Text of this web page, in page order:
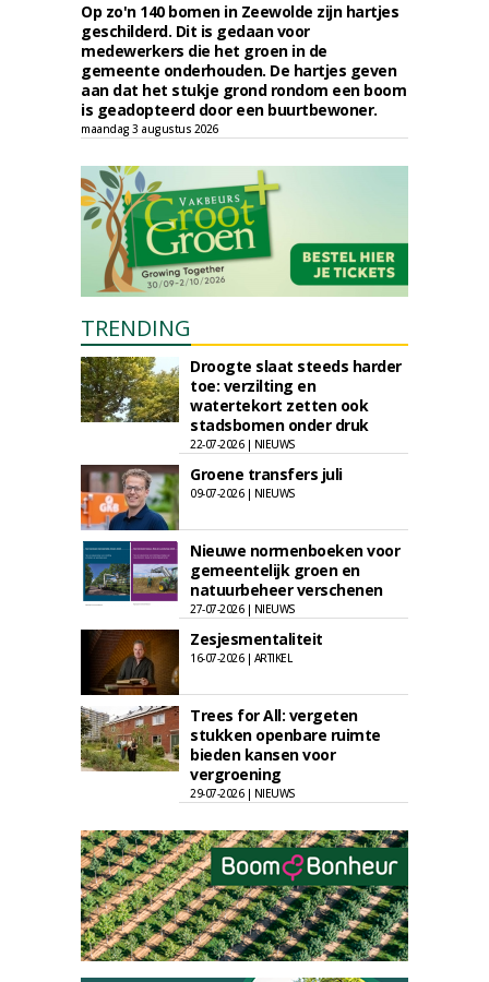
Op zo'n 140 bomen in Zeewolde zijn hartjes
geschilderd. Dit is gedaan voor
medewerkers die het groen in de
gemeente onderhouden. De hartjes geven
aan dat het stukje grond rondom een boom
is geadopteerd door een buurtbewoner.
maandag 3 augustus 2026
TRENDING
Droogte slaat steeds harder
toe: verzilting en
watertekort zetten ook
stadsbomen onder druk
22-07-2026 | NIEUWS
Groene transfers juli
09-07-2026 | NIEUWS
Nieuwe normenboeken voor
gemeentelijk groen en
natuurbeheer verschenen
27-07-2026 | NIEUWS
Zesjesmentaliteit
16-07-2026 | ARTIKEL
Trees for All: vergeten
stukken openbare ruimte
bieden kansen voor
vergroening
29-07-2026 | NIEUWS